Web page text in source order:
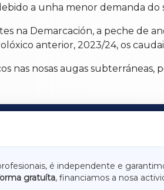
a unha menor demanda do
na Demarcación, a peche de
anterior, 2023/24, os
nas nosas augas
é independente e
gratuíta, financiamos a nosa
LUGOXA
RIBEIRASACRAXA